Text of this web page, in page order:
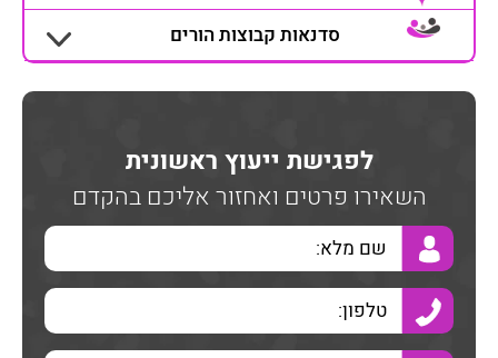
סדנאות קבוצות הורים
לפגישת ייעוץ ראשונית
השאירו פרטים ואחזור אליכם בהקדם